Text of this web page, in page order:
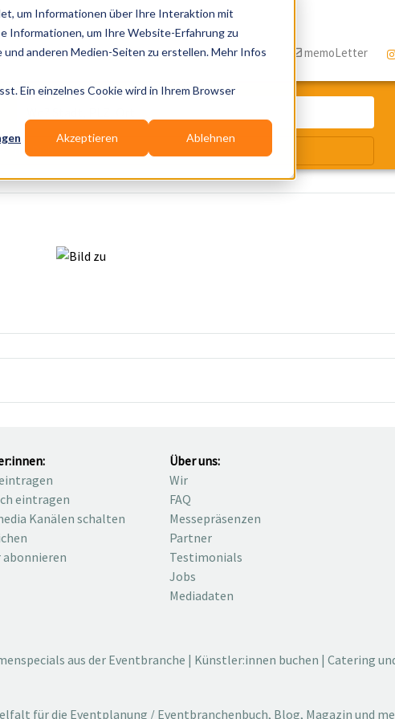
um Informationen über Ihre Interaktion mit
Informationen, um Ihre Website-Erfahrung zu
anderen Medien-Seiten zu erstellen. Mehr Infos
Ein einzelnes Cookie wird in Ihrem Browser
Akzeptieren Ablehnen
Branchen-Infos Services Blog memoLetter
für Dich
eintragen
Kanälen schalten
Über uns:
Wir
FAQ
Messepräsenzen
Partner
Testimonials
Jobs
Mediadaten
aus der Eventbranche | Künstler:innen buchen | Catering
für die Eventplanung / Eventbranchenbuch, Blog, Magazin und